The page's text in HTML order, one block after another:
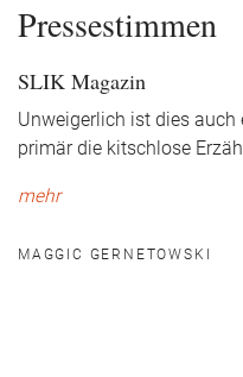
Pressestimmen
SLIK Magazin
Unweigerlich ist dies
primär die kitschlose
mehr
MAGGIC GERNETOWSKI